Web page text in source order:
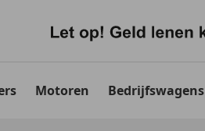
Motoren Bedrijfswagens